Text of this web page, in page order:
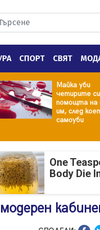
СПОРТ СВЯТ
Майка уби
четирите
помощта на
им, след
самоуби
One
Body Die